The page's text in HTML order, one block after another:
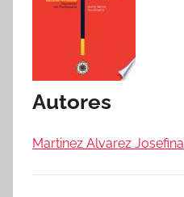
Autores
Martinez Alvarez Josefina